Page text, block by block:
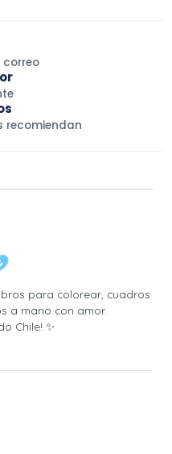
correo
recomiendan
para colorear, cuadros
a mano con amor.
Chile! ✨